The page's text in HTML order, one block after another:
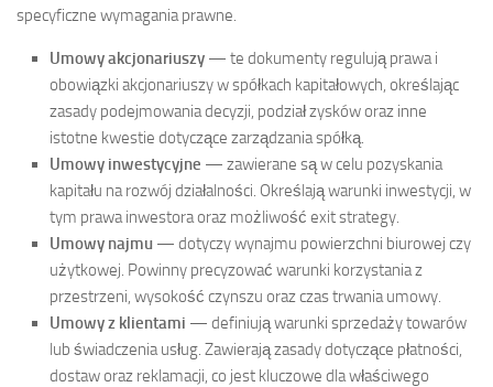
specyficzne wymagania prawne.
Umowy akcjonariuszy — te dokumenty regulują prawa i
obowiązki akcjonariuszy w spółkach kapitałowych, określając
zasady podejmowania decyzji, podział zysków oraz inne
istotne kwestie dotyczące zarządzania spółką.
Umowy inwestycyjne — zawierane są w celu pozyskania
kapitału na rozwój działalności. Określają warunki inwestycji, w
tym prawa inwestora oraz możliwość exit strategy.
Umowy najmu — dotyczy wynajmu powierzchni biurowej czy
użytkowej. Powinny precyzować warunki korzystania z
przestrzeni, wysokość czynszu oraz czas trwania umowy.
Umowy z klientami — definiują warunki sprzedaży towarów
lub świadczenia usług. Zawierają zasady dotyczące płatności,
dostaw oraz reklamacji, co jest kluczowe dla właściwego